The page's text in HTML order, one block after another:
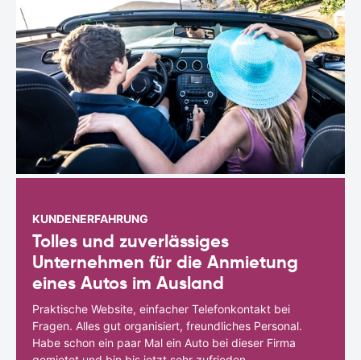
KUNDENERFAHRUNG
Tolles und zuverlässiges
Unternehmen für die Anmietung
eines Autos im Ausland
Praktische Website, einfacher Telefonkontakt bei
Fragen. Alles gut organisiert, freundliches Personal.
Habe schon ein paar Mal ein Auto bei dieser Firma